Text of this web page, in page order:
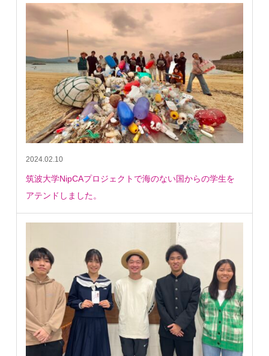
2024.02.10
筑波大学NipCAプロジェクトで海のない国からの学生を
アテンドしました。